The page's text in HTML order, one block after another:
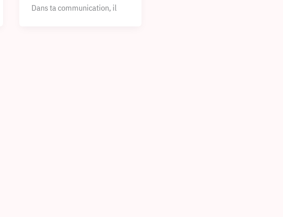
Dans ta communication, il